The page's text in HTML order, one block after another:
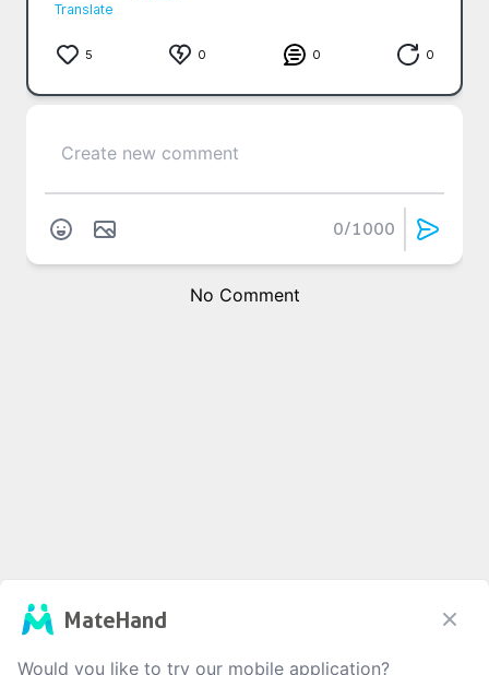
Translate
5 0 0 0
0/1000
No Comment
MateHand
Would you like to try our mobile application?